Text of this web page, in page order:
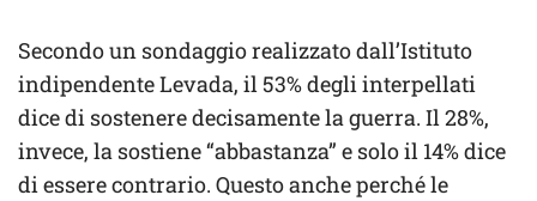
Secondo un sondaggio realizzato dall’Istituto
indipendente Levada, il 53% degli interpellati
dice di sostenere decisamente la guerra. Il 28%,
invece, la sostiene “abbastanza” e solo il 14% dice
di essere contrario. Questo anche perché le